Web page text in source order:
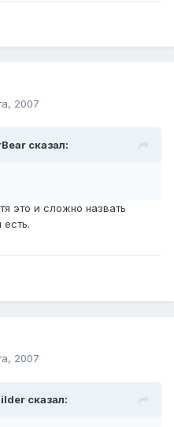
2007
сказал:
это и сложно назвать
2007
сказал: